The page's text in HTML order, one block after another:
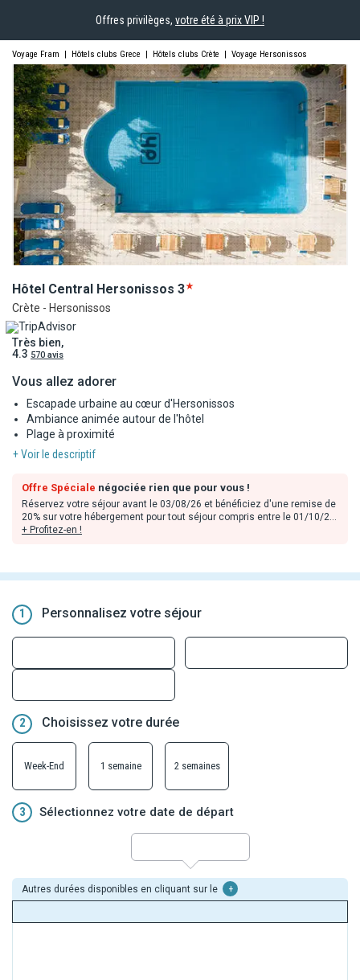
Offres privilèges, votre été à prix VIP !
Voyage Fram | Hôtels clubs Grece | Hôtels clubs Crète | Voyage Hersonissos
Hôtel Central Hersonissos 3
Crète - Hersonissos
Très bien,
4.3 570 avis
Vous allez adorer
Escapade urbaine au cœur d'Hersonissos
Ambiance animée autour de l'hôtel
Plage à proximité
+ Voir le descriptif
Offre Spéciale négociée rien que pour vous !
Réservez votre séjour avant le 03/08/26 et bénéficiez d'une remise de
20% sur votre hébergement pour tout séjour compris entre le 01/10/26
et le 31/10/26.
avantage sauf mention contraire. Offre applicable sur les prestations
+ Profitez-en !
1 Personnalisez votre séjour
2 Choisissez votre durée
Week-End 1 semaine 2 semaines
3 Sélectionnez votre date de départ
Autres durées disponibles en cliquant sur le +